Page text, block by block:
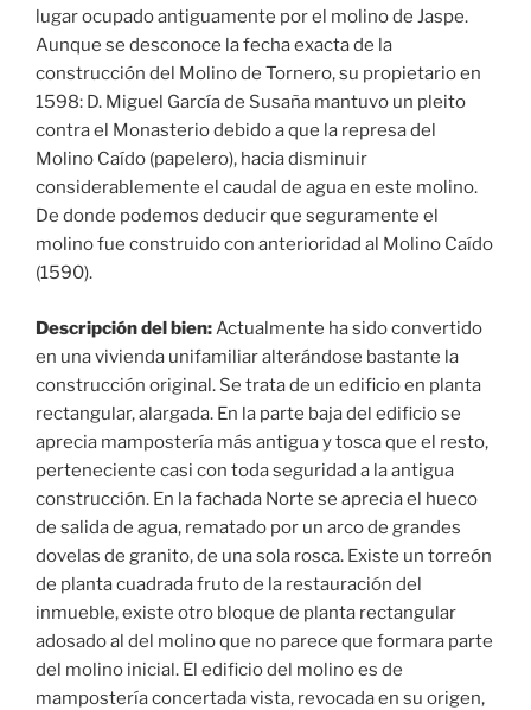
lugar ocupado antiguamente por el molino de Jaspe.
Aunque se desconoce la fecha exacta de la
construcción del Molino de Tornero, su propietario en
1598: D. Miguel García de Susaña mantuvo un pleito
contra el Monasterio debido a que la represa del
Molino Caído (papelero), hacia disminuir
considerablemente el caudal de agua en este molino.
De donde podemos deducir que seguramente el
molino fue construido con anterioridad al Molino Caído
(1590).
Descripción del bien: Actualmente ha sido convertido
en una vivienda unifamiliar alterándose bastante la
construcción original. Se trata de un edificio en planta
rectangular, alargada. En la parte baja del edificio se
aprecia mampostería más antigua y tosca que el resto,
perteneciente casi con toda seguridad a la antigua
construcción. En la fachada Norte se aprecia el hueco
de salida de agua, rematado por un arco de grandes
dovelas de granito, de una sola rosca. Existe un torreón
de planta cuadrada fruto de la restauración del
inmueble, existe otro bloque de planta rectangular
adosado al del molino que no parece que formara parte
del molino inicial. El edificio del molino es de
mampostería concertada vista, revocada en su origen,